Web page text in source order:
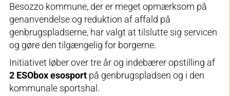
Besozzo kommune, der er meget opmærksom på
genanvendelse og reduktion af affald på
genbrugspladserne, har valgt at tilslutte sig servicen
og gøre den tilgængelig for borgerne.
Initiativet løber over tre år og indebærer opstilling af
2 ESObox esosport på genbrugspladsen og i den
kommunale sportshal.